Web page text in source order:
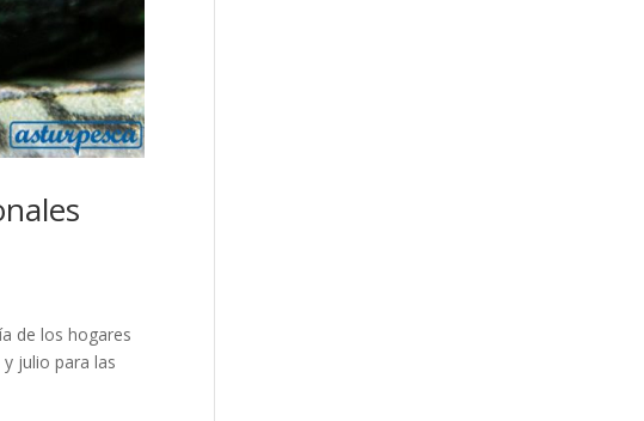
de los hogares
julio para las